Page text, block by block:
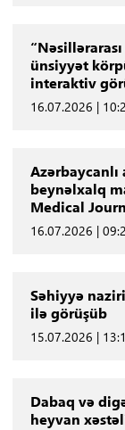
ünsiyyət
interaktiv
16.07.2026 |
beynəlxalq
Medical
16.07.2026 |
Səhiyyə
ilə görüşüb
15.07.2026 |
Dabaq və
heyvan